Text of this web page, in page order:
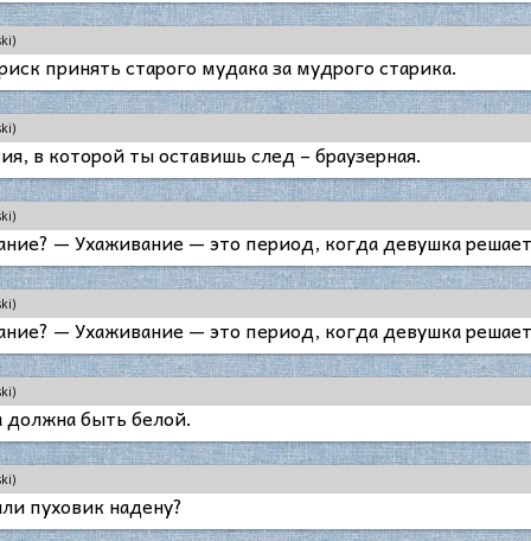
принять старого мудака за мудрого старика.
в которой ты оставишь след – браузерная.
— Ухаживание — это период, когда девушка
— Ухаживание — это период, когда девушка
должна быть белой.
пуховик надену?